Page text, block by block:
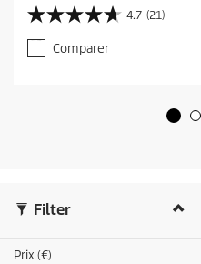
r
r
e
n
p
c
4.7 (21)
4
.
7
.
Comparer
Filter
Prix (€)